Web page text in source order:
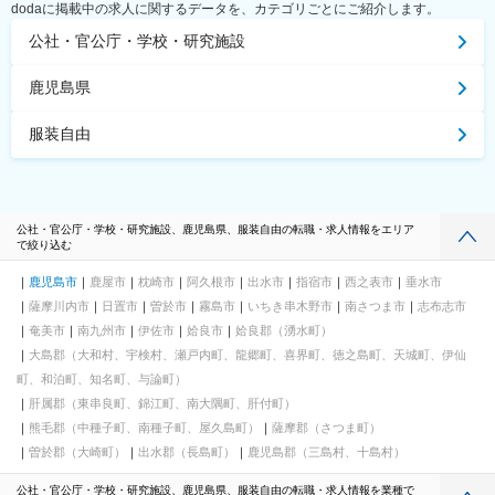
dodaに掲載中の求人に関するデータを、カテゴリごとにご紹介します。
公社・官公庁・学校・研究施設
鹿児島県
服装自由
公社・官公庁・学校・研究施設、鹿児島県、服装自由の転職・求人情報をエリア
で絞り込む
鹿児島市 鹿屋市 枕崎市 阿久根市 出水市 指宿市 西之表市
垂水市
薩摩川内市
日置市 曽於市 霧島市 いちき串木野市 南さつま市
志布志市
奄美市
南九州市 伊佐市 姶良市
姶良郡（湧水町）
大島郡（大和村、宇検村、瀬戸内町、龍郷町、喜界町、徳之島町、天城町、伊仙
町、和泊町、知名町、与論町）
肝属郡（東串良町、錦江町、南大隅町、肝付町）
熊毛郡（中種子町、南種子町、屋久島町）
薩摩郡（さつま町）
曽於郡（大崎町）
出水郡（長島町） 鹿児島郡（三島村、十島村）
公社・官公庁・学校・研究施設、鹿児島県、服装自由の転職・求人情報を業種で